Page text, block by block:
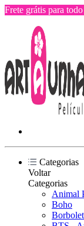
Frete grátis para
Categorias
Voltar
Categorias
Animal
Boho